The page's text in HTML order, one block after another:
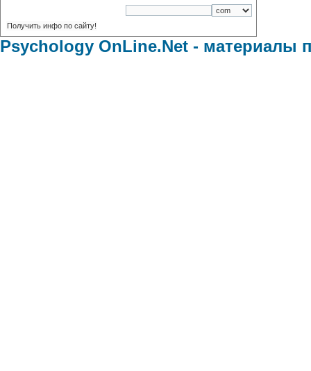
Psychology OnLine.Net - материалы